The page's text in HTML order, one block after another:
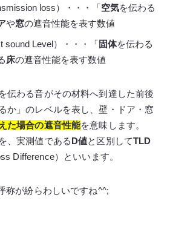
loss）・・・「 空気を伝わる
や窓の遮音性能を表す数値
sound Level）・・・「 固体を伝わる
床の遮音性能を表す数値
伝わる音がその材料へ到達した前後
か」のレベルを表し、壁・ドア・窓
た場合の遮音性能を意味します。
、実測値である D値と区別してTLD
Difference）といいます。
称が紛らわしいですね^^;